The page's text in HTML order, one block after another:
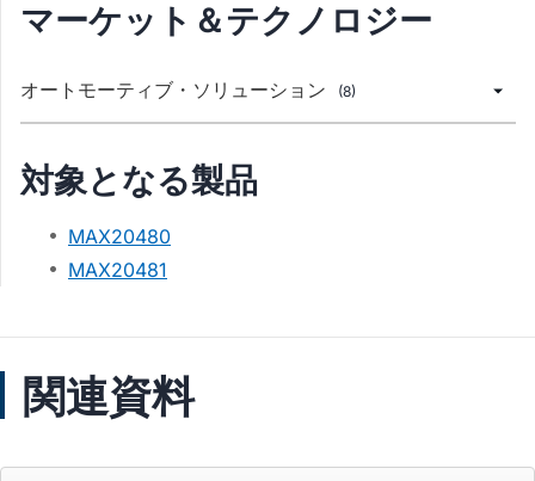
マーケット＆テクノロジー
オートモーティブ・ソリューション (8)
対象となる製品
MAX20480
MAX20481
関連資料